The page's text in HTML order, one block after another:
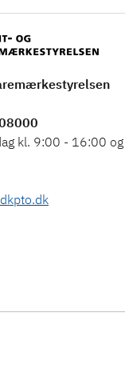
kl. 9:00 - 16:00